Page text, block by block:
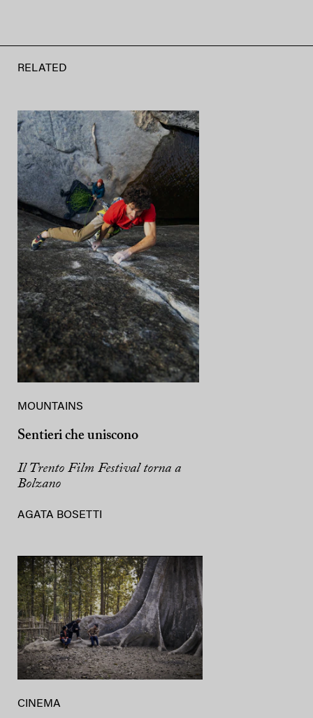
RELATED
MOUNTAINS
Sentieri che uniscono
Il Trento Film Festival torna a
Bolzano
AGATA BOSETTI
CINEMA